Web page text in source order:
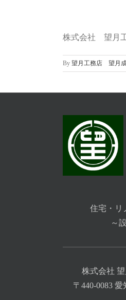
株式会社 望月
By 望月工務店 望月
住宅・リ
～
株式会社
〒440-0083